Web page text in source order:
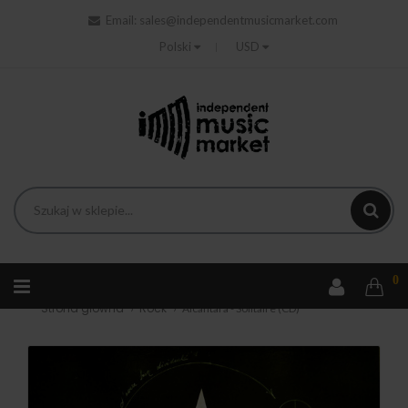
Email:
sales@independentmusicmarket.com
Polski
USD
0
Strona główna Rock Alcàntara - Solitaire (CD)